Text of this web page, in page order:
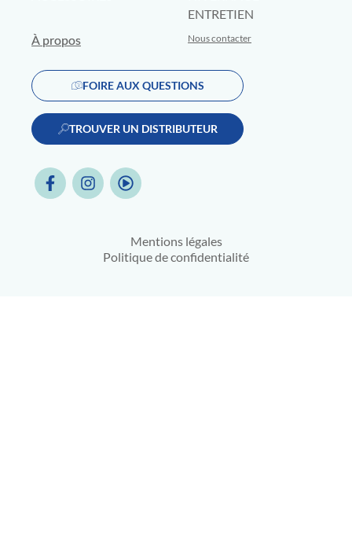
À propos
ENTRETIEN
Nous contacter
FOIRE AUX QUESTIONS
TROUVER UN DISTRIBUTEUR
Mentions légales
Politique de confidentialité